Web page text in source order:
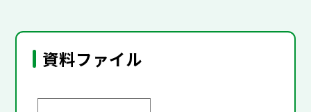
資料ファイル